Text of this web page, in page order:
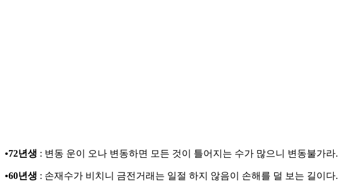
•72년생 : 변동 운이 오나 변동하면 모든 것이 틀어지는 수가 많으니 변동불가라.
•60년생 : 손재수가 비치니 금전거래는 일절 하지 않음이 손해를 덜 보는 길이다.